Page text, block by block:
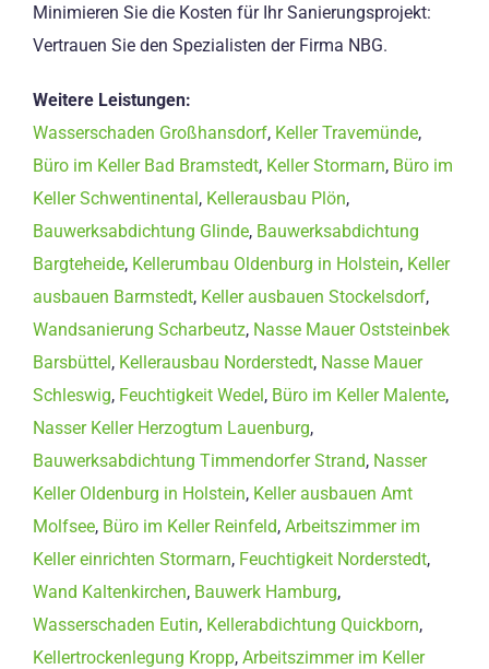
Minimieren Sie die Kosten für Ihr Sanierungsprojekt:
Vertrauen Sie den Spezialisten der Firma NBG.
Weitere Leistungen:
Wasserschaden Großhansdorf, Keller Travemünde,
Büro im Keller Bad Bramstedt, Keller Stormarn, Büro im
Keller Schwentinental, Kellerausbau Plön,
Bauwerksabdichtung Glinde, Bauwerksabdichtung
Bargteheide, Kellerumbau Oldenburg in Holstein, Keller
ausbauen Barmstedt, Keller ausbauen Stockelsdorf,
Wandsanierung Scharbeutz, Nasse Mauer Oststeinbek
Barsbüttel, Kellerausbau Norderstedt, Nasse Mauer
Schleswig, Feuchtigkeit Wedel, Büro im Keller Malente,
Nasser Keller Herzogtum Lauenburg,
Bauwerksabdichtung Timmendorfer Strand, Nasser
Keller Oldenburg in Holstein, Keller ausbauen Amt
Molfsee, Büro im Keller Reinfeld, Arbeitszimmer im
Keller einrichten Stormarn, Feuchtigkeit Norderstedt,
Wand Kaltenkirchen, Bauwerk Hamburg,
Wasserschaden Eutin, Kellerabdichtung Quickborn,
Kellertrockenlegung Kropp, Arbeitszimmer im Keller